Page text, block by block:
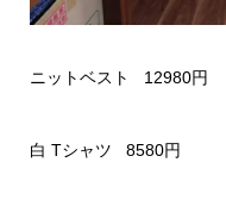
ニットベスト 12980円
白 Tシャツ 8580円